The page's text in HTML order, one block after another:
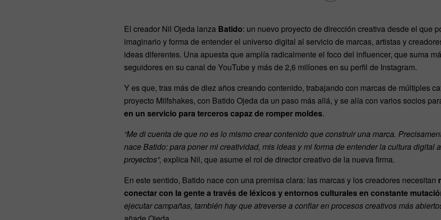
El creador Nil Ojeda lanza Batido: un nuevo proyecto de dirección creativa desde el que
imaginario y forma de entender el universo digital al servicio de marcas, artistas y
ideas diferentes. Una apuesta que amplía radicalmente el foco del influencer, que suma
seguidores en su canal de YouTube y más de 2,6 millones en su perfil de Instagram.
Y es que, tras más de diez años creando contenido, trabajando con marcas de múltiples
proyecto Milfshakes, con Batido Ojeda da un paso más allá, y se alía con varios socios
en un servicio para terceros capaz de romper moldes.
“Me di cuenta de que no es lo mismo crear contenido que construir una marca.
nace Batido: para poner mi creatividad, mis ideas y mi forma de entender la cultura digital
proyectos”, explica Nil, que asume el rol de director creativo de la nueva firma.
En este sentido, Batido nace con una premisa clara: las marcas y los creadores necesitan
conectar con la gente a través de léxicos y entornos culturales en constante
ejecutar campañas, también hay que atreverse a confiar en procesos creativos más